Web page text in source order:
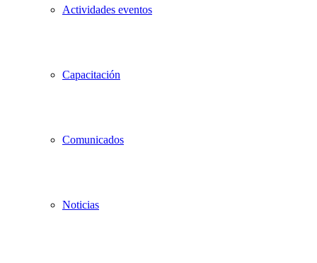
Actividades eventos
Capacitación
Comunicados
Noticias